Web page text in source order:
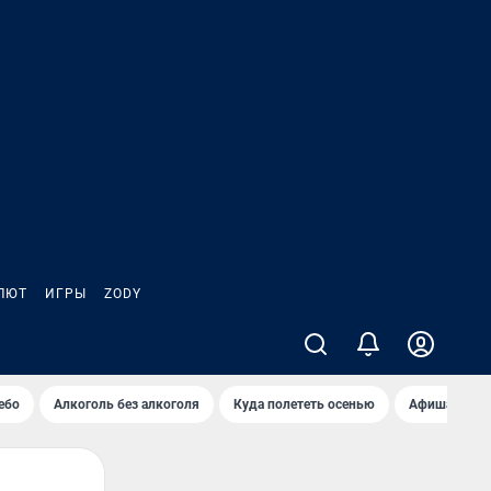
ИГРЫ ZODY
Алкоголь без алкоголя Куда полететь осенью Афиша на